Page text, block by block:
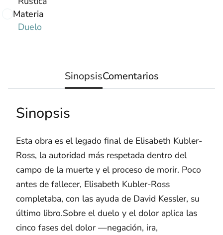
Materia
Duelo
SinopsisComentarios
Sinopsis
Esta obra es el legado final de Elisabeth Kubler-
Ross, la autoridad más respetada dentro del
campo de la muerte y el proceso de morir. Poco
antes de fallecer, Elisabeth Kubler-Ross
completaba, con las ayuda de David Kessler, su
último libro.Sobre el duelo y el dolor aplica las
cinco fases del dolor —negación, ira,